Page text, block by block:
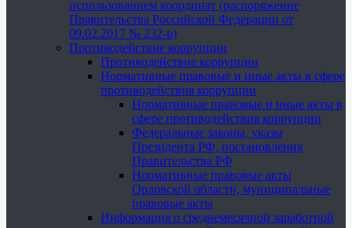
использованием координат (распоряжение
Правительства Российской Федерации от
09.02.2017 № 232-р)
Противодействие коррупции
Противодействие коррупции
Нормативные правовые и иные акты в сфере
противодействия коррупции
Нормативные правовые и иные акты в
сфере противодействия коррупции
Федеральные законы, указы
Президента РФ, постановления
Правительства РФ
Нормативные правовые акты
Орловской области, муниципальные
правовые акты
Информация о среднемесячной заработной